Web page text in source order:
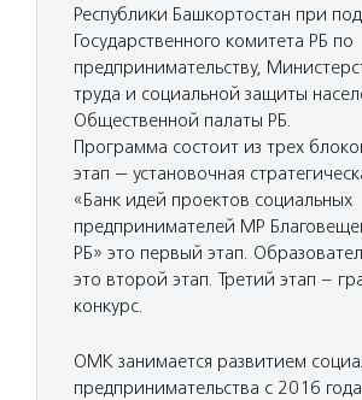
Республики Башкортостан при
Государственного комитета РБ по
предпринимательству,
труда и социальной защиты
Общественной палаты РБ.
Программа состоит из трех
этап — установочная
«Банк идей проектов социальных
предпринимателей МР
РБ» это первый этап.
это второй этап. Третий этап –
конкурс.
ОМК занимается развитием
предпринимательства с 2016